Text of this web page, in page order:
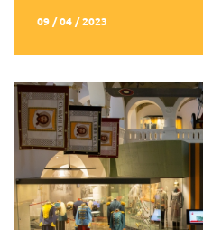
09 / 04 / 2023